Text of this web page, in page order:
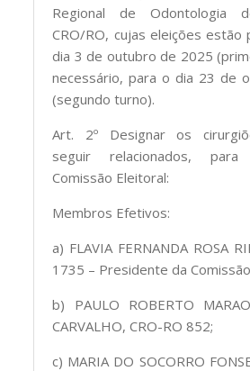
Regional de Odontologia
CRO/RO, cujas eleições
dia 3 de outubro de 2025
necessário, para o dia 23 de
(segundo turno).
Art. 2º Designar os
seguir relacionados,
Comissão Eleitoral:
Membros Efetivos:
a) FLAVIA FERNANDA ROSA
1735 – Presidente da
b) PAULO ROBERTO
CARVALHO, CRO-RO 852;
c) MARIA DO SOCORRO